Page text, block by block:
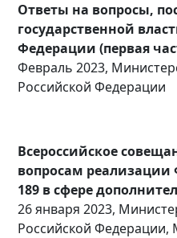
Ответы на вопросы,
государственной
Федерации (первая
Февраль 2023,
Российской Федерации
Всероссийское
вопросам реализации
189 в сфере
26 января 2023,
Российской Федерации,